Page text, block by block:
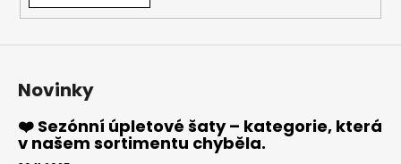
Novinky
❤️ Sezónní úpletové šaty – kategorie, která
v našem sortimentu chyběla.